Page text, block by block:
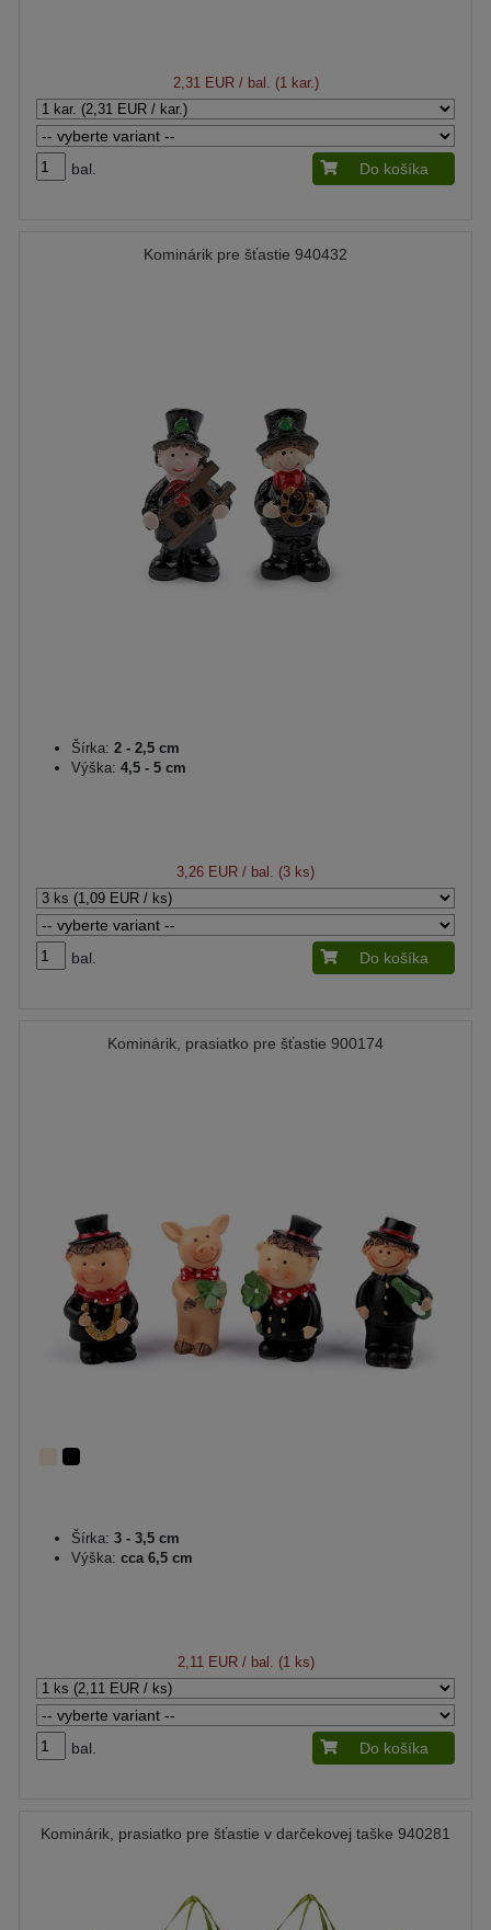
2,31 EUR/ bal. (1 kar.)
bal. Do košíka
Kominárik pre šťastie 940432
Šírka: 2 - 2,5 cm
Výška: 4,5 - 5 cm
3,26 EUR / bal. (3 ks)
bal. Do košíka
Kominárik, prasiatko pre šťastie 900174
Šírka: 3 - 3,5 cm
Výška: cca 6,5 cm
2,11 EUR/ bal. (1 ks)
bal. Do košíka
Kominárik, prasiatko pre šťastie v darčekovej taške 940281